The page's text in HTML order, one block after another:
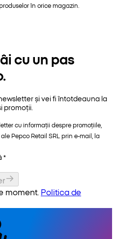
în orice magazin.
cu un pas
și vei fi întotdeauna la
promoții.
cu informații despre promoțiile,
Pepco Retail SRL prin e-mail, la
*
moment. Politica de